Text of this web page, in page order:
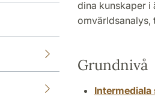
dina kunskaper i
omvärldsanalys,
Grundnivå